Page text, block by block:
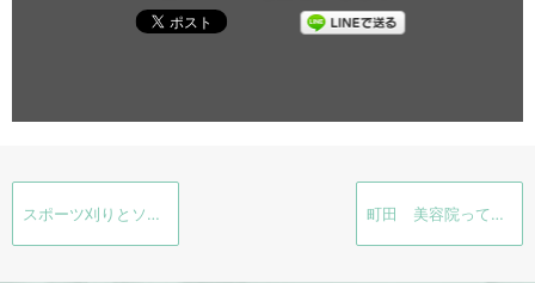
スポーツ刈りとソフトモヒカンの違い 町田 美容院ってどのくらいあるの？？